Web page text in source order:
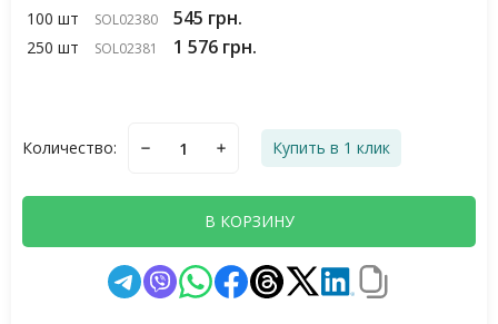
100 шт SOL02380 545 грн.
250 шт SOL02381 1 576 грн.
Количество: Купить в 1 клик
В КОРЗИНУ